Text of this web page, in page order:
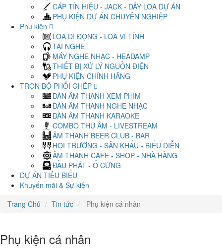
CÁP TÍN HIỆU - JACK - DÂY LOA DỰ ÁN
PHỤ KIỆN DỰ ÁN CHUYÊN NGHIỆP
Phụ kiện
LOA DI ĐỘNG - LOA VI TÍNH
TAI NGHE
MÁY NGHE NHẠC - HEADAMP
THIẾT BỊ XỬ LÝ NGUỒN ĐIỆN
PHỤ KIỆN CHÍNH HÃNG
TRỌN BỘ PHỐI GHÉP
DÀN ÂM THANH XEM PHIM
DÀN ÂM THANH NGHE NHẠC
DÀN ÂM THANH KARAOKE
COMBO THU ÂM - LIVESTREAM
ÂM THANH BEER CLUB - BAR
HỘI TRƯỜNG - SÂN KHẤU - BIỂU DIỄN
ÂM THANH CAFE - SHOP - NHÀ HÀNG
ĐẦU PHÁT - Ổ CỨNG
DỰ ÁN TIÊU BIỂU
Khuyến mãi & Sự kiện
Trang Chủ
Tin tức Phụ kiện cá nhân
Phụ kiện cá nhân